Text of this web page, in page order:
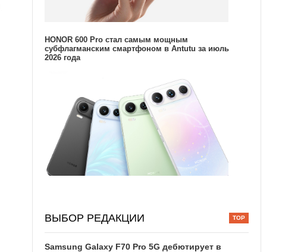
HONOR 600 Pro стал самым мощным
субфлагманским смартфоном в Antutu за июль
2026 года
ВЫБОР РЕДАКЦИИ
Samsung Galaxy F70 Pro 5G дебютирует в